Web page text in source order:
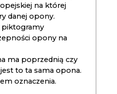
na której
danej opony.
piktogramy
opony na
ma poprzednią czy
to ta sama opona.
oznaczenia.